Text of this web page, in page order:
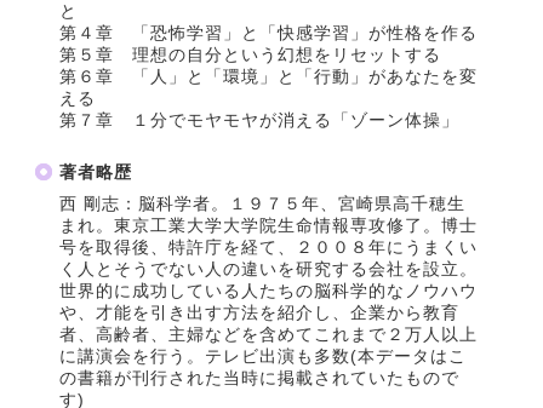
と
第４章 「恐怖学習」と「快感学習」が性格を作る
第５章 理想の自分という幻想をリセットする
第６章 「人」と「環境」と「行動」があなたを変
える
第７章 １分でモヤモヤが消える「ゾーン体操」
著者略歴
西 剛志：脳科学者。１９７５年、宮崎県高千穂生
まれ。東京工業大学大学院生命情報専攻修了。博士
号を取得後、特許庁を経て、２００８年にうまくい
く人とそうでない人の違いを研究する会社を設立。
世界的に成功している人たちの脳科学的なノウハウ
や、才能を引き出す方法を紹介し、企業から教育
者、高齢者、主婦などを含めてこれまで２万人以上
に講演会を行う。テレビ出演も多数(本データはこ
の書籍が刊行された当時に掲載されていたもので
す)